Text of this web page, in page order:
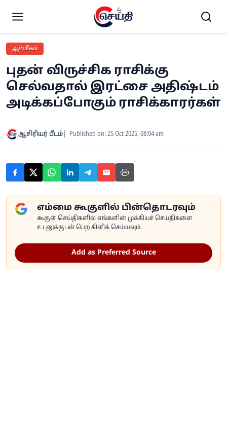
ஆன்மீகம்
புதன் விருச்சிக ராசிக்கு
செல்வதால் இரட்சை அதிஷ்டம்
அடிக்கப்போகும் ராசிக்காரர்கள்
ஆசிரியர் பீடம் Published on: 25 Oct 2025, 08:04 am
எம்மை கூகுளில் பின்தொடரவும்
கூகுள் செய்திகளில் எங்களின் முக்கியச் செய்திகளை
உடனுக்குடன் பெற கிளிக் செய்யவும்.
Add as Preferred Source